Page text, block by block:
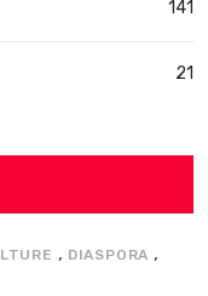
141
21
, DIASPORA ,